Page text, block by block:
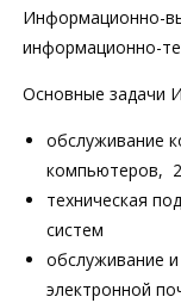
Информационно-
информационно-
Основные задачи
обслуживание
компьютеров,
техническая
систем
обслуживание
электронной